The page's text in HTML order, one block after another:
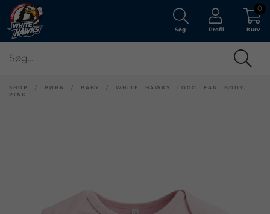
Søg Profil Kurv
0
SHOP / BØRN / BABY / WHITE HAWKS LOGO FAN BODY,
PINK